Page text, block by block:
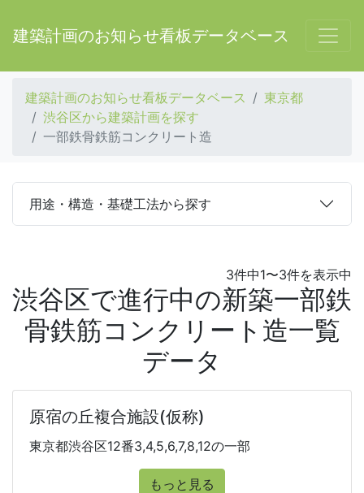
建築計画のお知らせ看板データベース
建築計画のお知らせ看板データベース
東京都
渋谷区から建築計画を探す
一部鉄骨鉄筋コンクリート造
用途・構造・基礎工法から探す
3件中1〜3件を表示中
渋谷区で進行中の新築一部鉄
骨鉄筋コンクリート造一覧
データ
原宿の丘複合施設(仮称)
東京都渋谷区12番3,4,5,6,7,8,12の一部
もっと見る